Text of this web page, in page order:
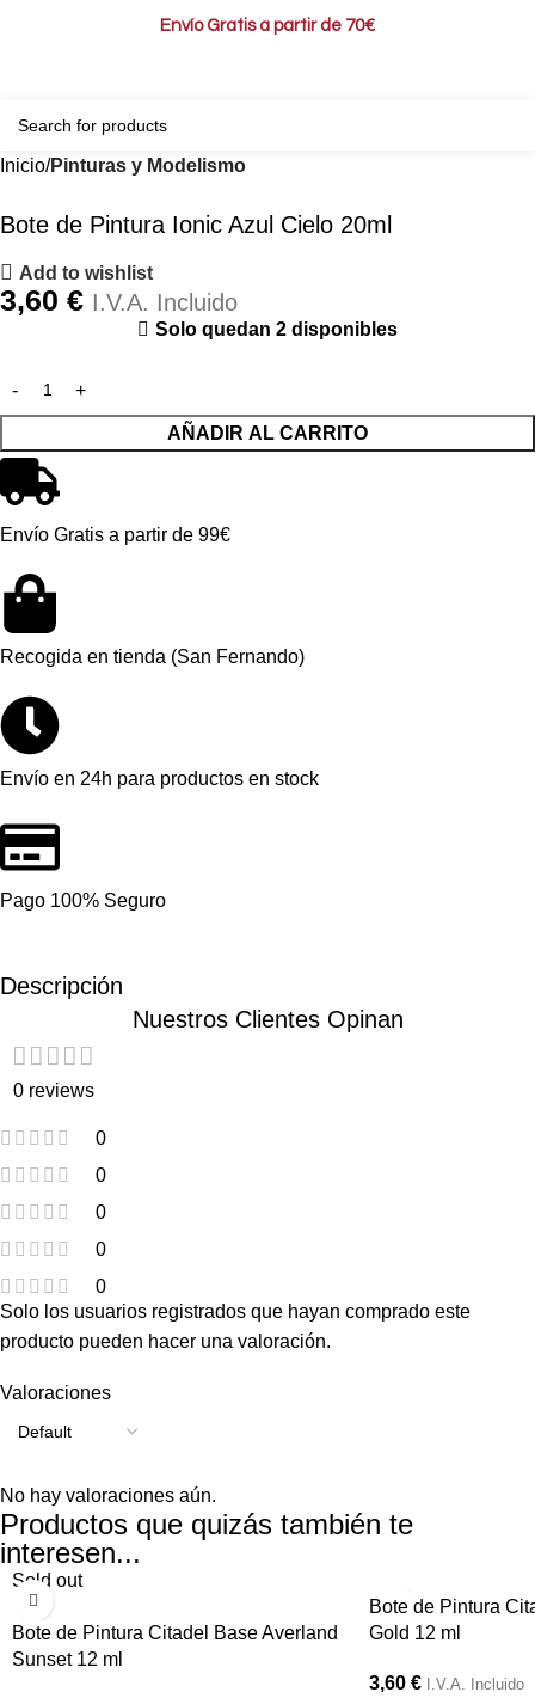
Envío Gratis a partir de 70€
Inicio Pinturas y Modelismo
Bote de Pintura Ionic Azul Cielo 20ml
Add to wishlist
3,60 € I.V.A. Incluido
Solo quedan 2 disponibles
AÑADIR AL CARRITO
Envío Gratis a partir de 99€
Recogida en tienda (San Fernando)
Envío en 24h para productos en stock
Pago 100% Seguro
Descripción
Nuestros Clientes Opinan
0 reviews
0
0
0
0
0
Valoraciones
No hay valoraciones aún.
Solo los usuarios registrados que hayan comprado este
producto pueden hacer una valoración.
Productos que quizás también te
interesen...
Sold out
Bote de Pintura Citadel Base Averland
Sunset 12 ml
Bote de Pintura
Gold 12 ml
3,60 € I.V.A. Incluido